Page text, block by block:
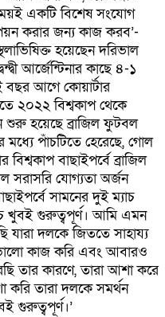
একটি বিশেষ সংযোগ
করার জন্য কাজ করব’-
হয়েছেন দরিভাল
আর্জেন্টিনার কাছে ৪-১
আগে কোয়ার্টার
২০২২ বিশ্বকাপ থেকে
হয়েছে ব্রাজিল ফুটবল
মধ্যে পাঁচটিতে হেরেছে, গোল
বাছাইপর্বে ব্রাজিল
সরাসরি যোগ্যতা অর্জন
সামনের দুই ম্যাচ
খুবই গুরুত্বপূর্ণ। আমি এমন
যারা দলকে জিততে সাহায্য
কাজ করি এবং আবারও
তার কারণে, তারা আশা করে
তারা দলকে সমর্থন
গুরুত্বপূর্ণ।’